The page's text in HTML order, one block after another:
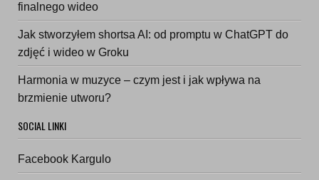
finalnego wideo
Jak stworzyłem shortsa AI: od promptu w ChatGPT do
zdjęć i wideo w Groku
Harmonia w muzyce – czym jest i jak wpływa na
brzmienie utworu?
SOCIAL LINKI
Facebook Kargulo